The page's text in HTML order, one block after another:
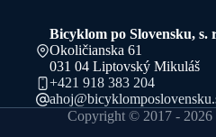
Bicyklom po Slovensku, s.
Okoličianska 61
031 04 Liptovský Mikuláš
+421 918 383 204
Copyright © 2017 -